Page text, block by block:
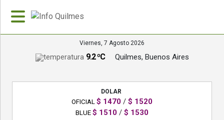
Viernes, 7 Agosto 2026
9.2 ºC Quilmes, Buenos Aires
DOLAR
OFICIAL $ 1470 / $ 1520
BLUE $ 1510 / $ 1530